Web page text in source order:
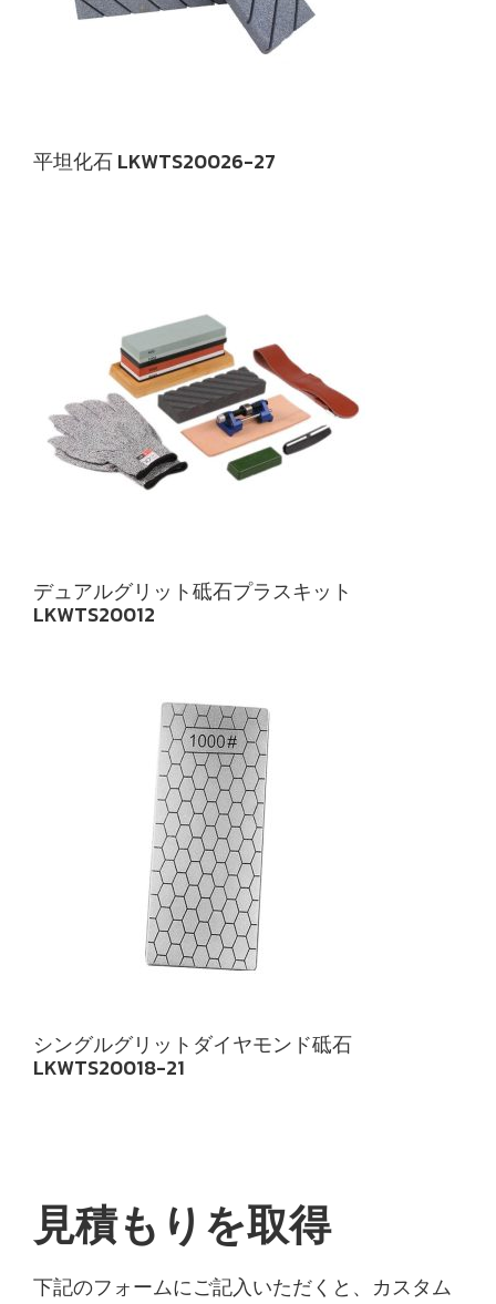
平坦化石 LKWTS20026-27
デュアルグリット砥石プラスキット
LKWTS20012
シングルグリットダイヤモンド砥石
LKWTS20018-21
見積もりを取得
下記のフォームにご記入いただくと、カスタム